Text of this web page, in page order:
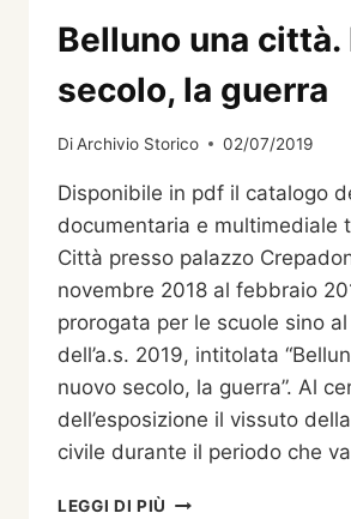
Belluno una città.
secolo, la guerra
DiArchivio Storico 02/07/2019
Disponibile in pdf il catalogo
documentaria e multimediale
Città presso palazzo
novembre 2018 al febbraio
prorogata per le scuole sino
dell’a.s. 2019, intitolata
nuovo secolo, la guerra”. Al
dell’esposizione il vissuto
civile durante il periodo che
LEGGI DI PIÙ BELLUNO